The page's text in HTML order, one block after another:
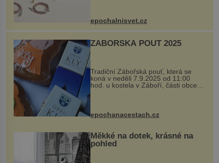
kovový...
epochalnisvet.cz
ZÁBOŘSKÁ POUŤ 2025
Tradiční Zábořská pouť, která se
koná v neděli 7.9.2025 od 11:00
hod. u kostela v Záboří, části obce
Kly u Mělníka. V programu naleznete
komentovanou prohlídku kostela,
epochanacestach.cz
Měkké na dotek, krásné na
pohled